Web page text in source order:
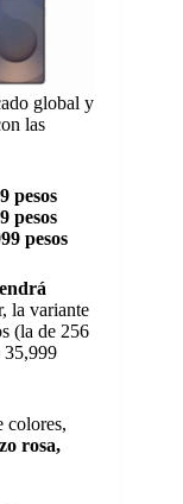
global y
las
pesos
pesos
pesos
la variante
(la de 256
35,999
colores,
rosa,